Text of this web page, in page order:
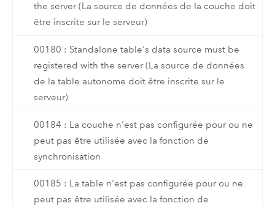
the server (La source de données de la couche doit
être inscrite sur le serveur)
00180 : Standalone table's data source must be
registered with the server (La source de données
de la table autonome doit être inscrite sur le
serveur)
00184 : La couche n'est pas configurée pour ou ne
peut pas être utilisée avec la fonction de
synchronisation
00185 : La table n'est pas configurée pour ou ne
peut pas être utilisée avec la fonction de